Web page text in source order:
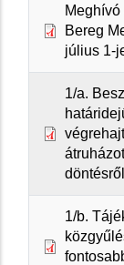
Bereg
július 1-
1/a.
döntésről
1/b.